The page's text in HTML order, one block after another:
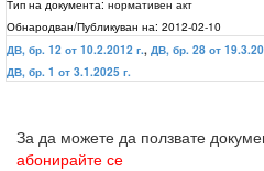
Тип на документа: нормативен акт
Обнародван/Публикуван на: 2012-02-10
ДВ, бр. 12 от 10.2.2012 г., ДВ, бр. 28 от
ДВ, бр. 1 от 3.1.2025 г.
За да можете да ползвате
абонирайте се